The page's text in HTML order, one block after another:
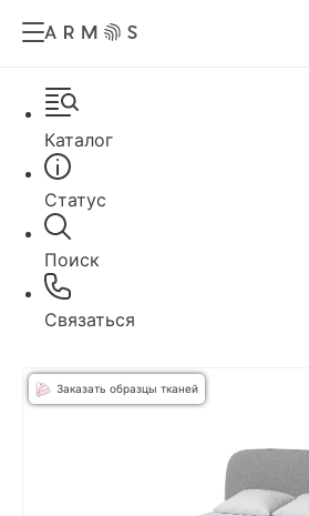
Каталог
Статус
Поиск
Связаться
Заказать образцы тканей